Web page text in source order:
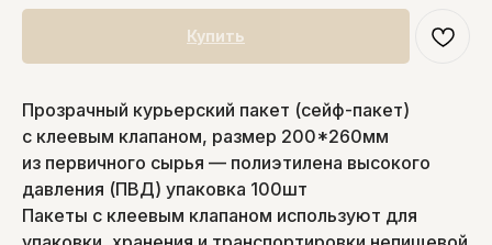
Купить
Прозрачный курьерский пакет (сейф-пакет)
с клеевым клапаном, размер 200*260мм
из первичного сырья — полиэтилена высокого
давления (ПВД) упаковка 100шт
Пакеты с клеевым клапаном используют для